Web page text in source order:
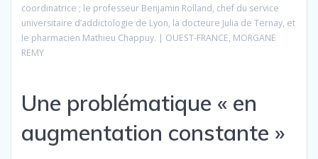
coordinatrice ; le professeur Benjamin Rolland, chef du service
universitaire d’addictologie de Lyon, la docteure Julia de Ternay, et
le pharmacien Mathieu Chappuy. | OUEST-FRANCE, MORGANE
REMY
Une problématique « en
augmentation constante »